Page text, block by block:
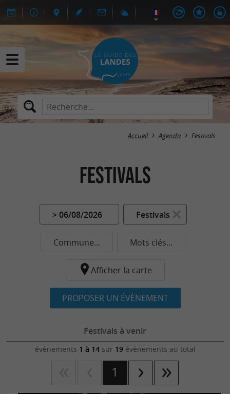
Accueil Agenda Festivals
Festivals
> 06/08/2026 Festivals
Commune... Mots clés...
Afficher la carte
PROPOSER UN ÉVÈNEMENT
Festivals à venir
évènements 1 à 14sur 19évènements au total
1